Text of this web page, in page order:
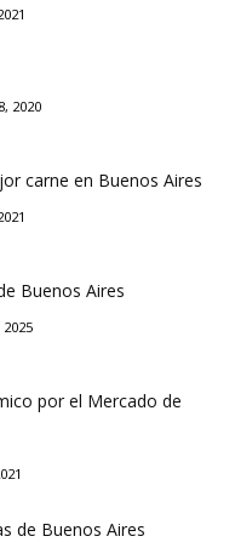
2020
carne en Buenos Aires
Buenos Aires
por el Mercado de
de Buenos Aires